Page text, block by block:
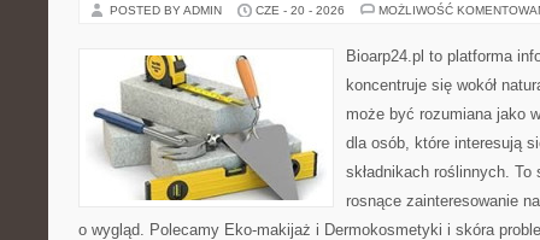
POSTED BY ADMIN CZE - 20 - 2026 MOŻLIWOŚĆ
Bioarp24.pl to platforma
koncentruje się wokół
może być rozumiana jako
dla osób, które interesują
składnikach roślinnych.
rosnące zainteresowanie
o wygląd. Polecamy Eko-makijaż i Dermokosmetyki i skóra